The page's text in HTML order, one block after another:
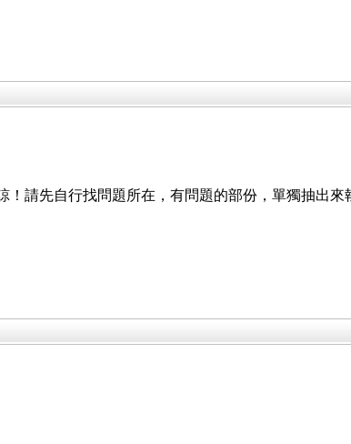
請先自行找問題所在，有問題的部份，單獨抽出來